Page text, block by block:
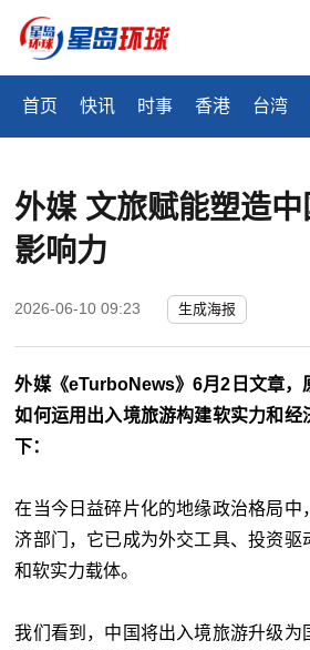
首页 快讯 时事 香港 台湾
外媒 文旅赋能塑造
影响力
2026-06-10 09:23 生成海报
外媒《eTurboNews》6月2日文章，
如何运用出入境旅游构建软实力和经
下：
在当今日益碎片化的地缘政治格局中
济部门，它已成为外交工具、投资驱
和软实力载体。
我们看到，中国将出入境旅游升级为